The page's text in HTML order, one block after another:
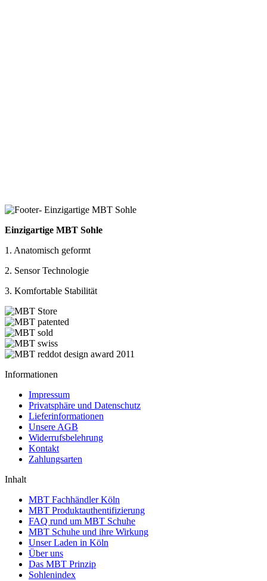
Einzigartige MBT Sohle
1. Anatomisch geformt
2. Sensor Technologie
3. Komfortable Stabilität
Informationen
Impressum
Privatsphäre und Datenschutz
Lieferinformationen
Unsere AGB
Widerrufsbelehrung
Kontakt
Zahlungsarten
Inhalt
MBT Fachhändler Köln
MBT Produktauthentifizierung
FAQ rund um MBT Schuhe
MBT Schuhe und ihre Wirkung
Unser Laden in Köln
Über uns
Das MBT Prinzip
Sohlenindex